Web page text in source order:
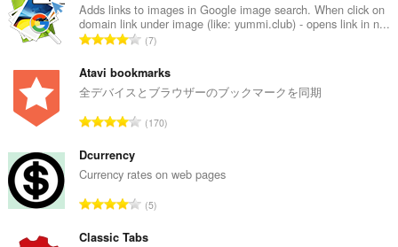
Adds links to images in Google image search. When click on
domain link under image (like: yummi.club) - opens link in n...
評
の
総
：
7
Atavi bookmarks
全デバイスとブラウザーのブックマークを同期
評
総
：
170
Dcurrency
Currency rates on web pages
評
の
5
Classic Tabs